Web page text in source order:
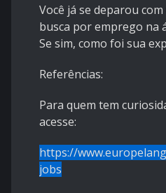
Você já se deparou
busca por emprego na
Se sim, como foi sua
Referências:
Para quem tem
acesse:
https://
jobs